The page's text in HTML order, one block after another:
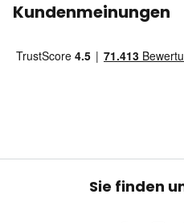
Kundenmeinungen
Sie finden